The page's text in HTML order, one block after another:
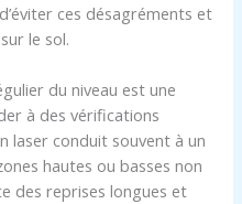
ces désagréments et
le sol.
du niveau est une
à des vérifications
laser conduit souvent à un
hautes ou basses non
des reprises longues et